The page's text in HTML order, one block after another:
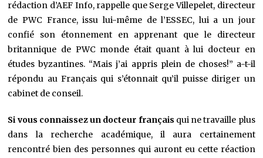
rédaction d’AEF Info, rappelle que Serge Villepelet, directeur
de PWC France, issu lui-même de l’ESSEC, lui a un jour
confié son étonnement en apprenant que le directeur
britannique de PWC monde était quant à lui docteur en
études byzantines. “Mais j’ai appris plein de choses!” a-t-il
répondu au Français qui s’étonnait qu’il puisse diriger un
cabinet de conseil.
Si vous connaissez un docteur français qui ne travaille plus
dans la recherche académique, il aura certainement
rencontré bien des personnes qui auront eu cette réaction